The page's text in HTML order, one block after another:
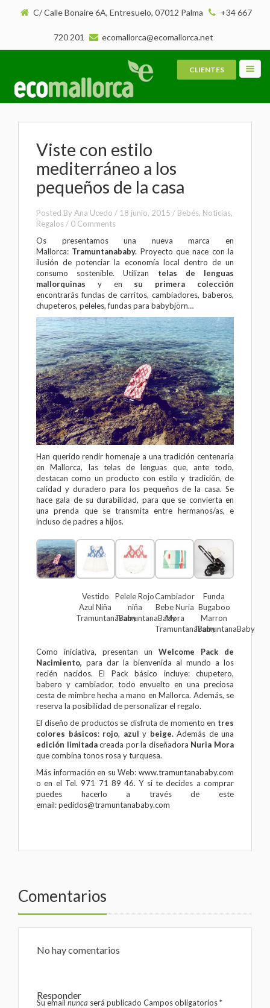
C/ Calle Bonaire 6A, Entresuelo, 07012 Palma +34 667
720 201 ecomallorca@ecomallorca.net
CLIENTES
Viste con estilo
mediterráneo a los
pequeños de la casa
Posted By Ana Ucedo / 18 junio, 2015 / Bebés, Noticias,
Regalos/ 0 Comments
Os presentamos una nueva marca en
Mallorca: Tramuntanababy. Proyecto que nace con la
ilusión de potenciar la economía local dentro de un
consumo sostenible. Utilizan telas de lenguas
mallorquinas y en su primera colección
encontrarás fundas de carritos, cambiadores, baberos,
chupeteros, peleles, fundas para babybjörn…
Han querido rendir homenaje a una tradición centenaria
en Mallorca, las telas de lenguas que, ante todo,
destacan como un producto con estilo y tradición, de
calidad y duradero para los pequeños de la casa. Se
hace gala de su durabilidad, para que se convierta en
una prenda que se transmita entre hermanos/as, e
incluso de padres a hijos.
Vestido
Azul Niña
TramuntanaBaby
Pelele Rojo
niña
TramuntanaBaby
Cambiador
Bebe Nuria
Mora
TramuntanaBaby
Funda
Bugaboo
Marron
TramuntanaBaby
Como iniciativa, presentan un Welcome Pack de
Nacimiento, para dar la bienvenida al mundo a los
recién nacidos. El Pack básico incluye: chupetero,
babero y cambiador, todo envuelto en una preciosa
cesta de mimbre hecha a mano en Mallorca. Además, se
reserva la posibilidad de personalizar el regalo.
El diseño de productos se disfruta de momento en tres
colores básicos: rojo, azul y beige.Además de una
edición limitadacreada por la diseñadora Nuria Mora
que combina tonos rosa y turquesa.
Más información en su Web: www.tramuntanababy.com
o en el Tel. 971 71 89 46. Y si te decides a comprar
puedes hacerlo a través de este
email: pedidos@tramuntanababy.com
Comentarios
No hay comentarios
Responder
Su email nunca será publicado Campos obligatorios*